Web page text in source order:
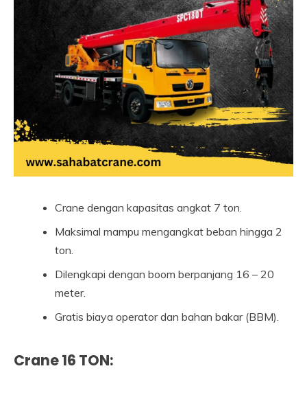
Crane dengan kapasitas angkat 7 ton.
Maksimal mampu mengangkat beban hingga 2
ton.
Dilengkapi dengan boom berpanjang 16 – 20
meter.
Gratis biaya operator dan bahan bakar (BBM).
Crane 16 TON: